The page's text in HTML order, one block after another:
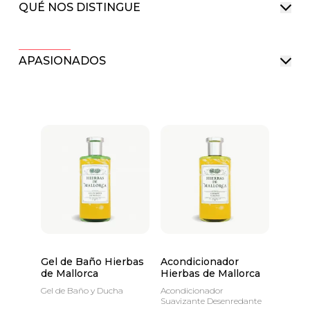
QUÉ NOS DISTINGUE
APASIONADOS
Gel de Baño Hierbas
de Mallorca
Gel de Baño y Ducha
Acondicionador
Hierbas de Mallorca
Acondicionador
Suavizante Desenredante